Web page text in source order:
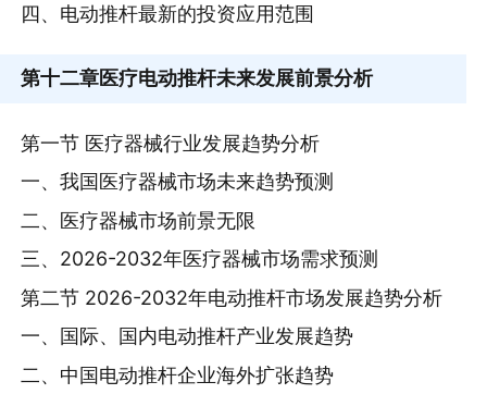
四、电动推杆最新的投资应用范围
第十二章医疗电动推杆未来发展前景分析
第一节 医疗器械行业发展趋势分析
一、我国医疗器械市场未来趋势预测
二、医疗器械市场前景无限
三、2026-2032年医疗器械市场需求预测
第二节 2026-2032年电动推杆市场发展趋势分析
一、国际、国内电动推杆产业发展趋势
二、中国电动推杆企业海外扩张趋势